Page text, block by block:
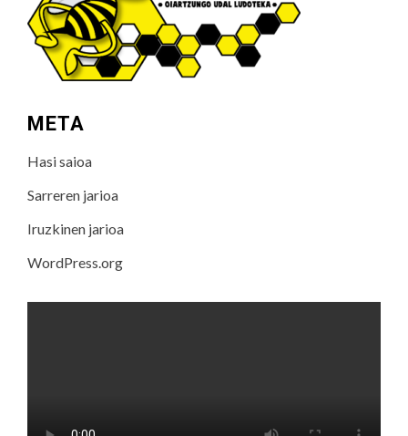
META
Hasi saioa
Sarreren jarioa
Iruzkinen jarioa
WordPress.org